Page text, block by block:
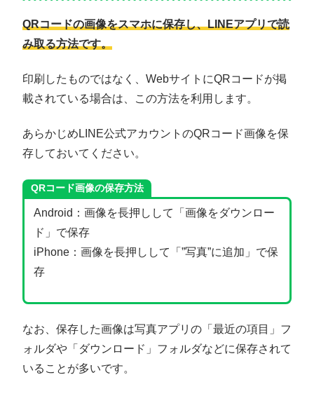
QRコードの画像をスマホに保存し、LINEアプリで読
み取る方法です。
印刷したものではなく、WebサイトにQRコードが掲
載されている場合は、この方法を利用します。
あらかじめLINE公式アカウントのQRコード画像を保
存しておいてください。
QRコード画像の保存方法
Android：画像を長押しして「画像をダウンロー
ド」で保存
iPhone：画像を長押しして「”写真”に追加」で保
存
なお、保存した画像は写真アプリの「最近の項目」フ
ォルダや「ダウンロード」フォルダなどに保存されて
いることが多いです。